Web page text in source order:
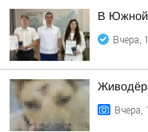
В Южной
Вчера,
Вчера,